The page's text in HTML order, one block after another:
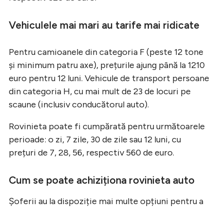
Vehiculele mai mari au tarife mai ridicate
Pentru camioanele din categoria F (peste 12 tone
și minimum patru axe), prețurile ajung până la 1210
euro pentru 12 luni. Vehicule de transport persoane
din categoria H, cu mai mult de 23 de locuri pe
scaune (inclusiv conducătorul auto).
Rovinieta poate fi cumpărată pentru următoarele
perioade: o zi, 7 zile, 30 de zile sau 12 luni, cu
prețuri de 7, 28, 56, respectiv 560 de euro.
Cum se poate achiziționa rovinieta auto
Șoferii au la dispoziție mai multe opțiuni pentru a